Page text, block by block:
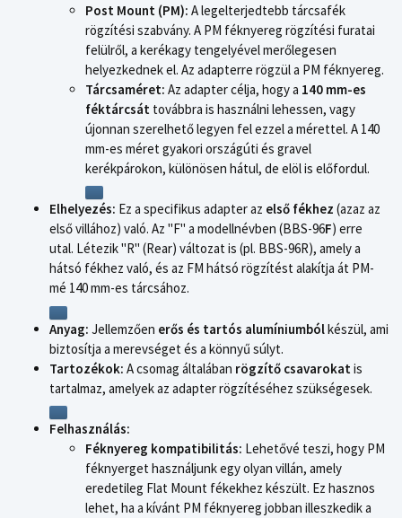
Post Mount (PM): A legelterjedtebb tárcsafék
rögzítési szabvány. A PM féknyereg rögzítési furatai
felülről, a kerékagy tengelyével merőlegesen
helyezkednek el. Az adapterre rögzül a PM féknyereg.
Tárcsaméret: Az adapter célja, hogy a 140 mm-es
féktárcsát továbbra is használni lehessen, vagy
újonnan szerelhető legyen fel ezzel a mérettel. A 140
mm-es méret gyakori országúti és gravel
kerékpárokon, különösen hátul, de elöl is előfordul.
Elhelyezés: Ez a specifikus adapter az első fékhez (azaz az
első villához) való. Az "F" a modellnévben (BBS-96F) erre
utal. Létezik "R" (Rear) változat is (pl. BBS-96R), amely a
hátsó fékhez való, és az FM hátsó rögzítést alakítja át PM-
mé 140 mm-es tárcsához.
Anyag: Jellemzően erős és tartós alumíniumbólkészül, ami
biztosítja a merevséget és a könnyű súlyt.
Tartozékok: A csomag általában rögzítő csavarokat is
tartalmaz, amelyek az adapter rögzítéséhez szükségesek.
Felhasználás:
Féknyereg kompatibilitás: Lehetővé teszi, hogy PM
féknyerget használjunk egy olyan villán, amely
eredetileg Flat Mount fékekhez készült. Ez hasznos
lehet, ha a kívánt PM féknyereg jobban illeszkedik a